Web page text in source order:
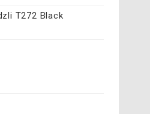
T272 Black